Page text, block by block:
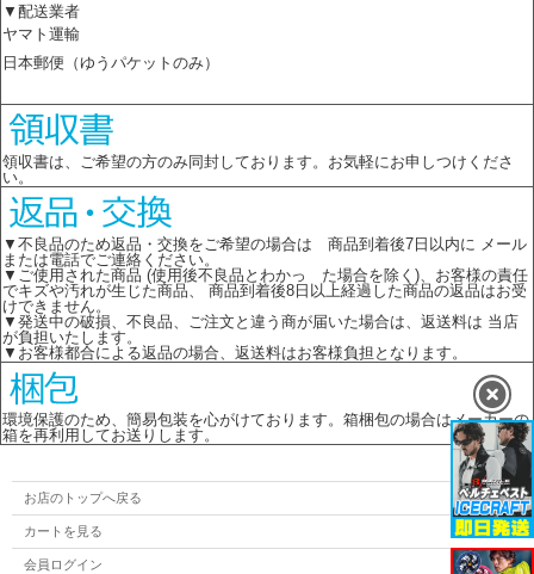
▼配送業者
ヤマト運輸
日本郵便（ゆうパケットのみ）
領収書は、ご希望の方のみ同封しております。お気軽にお申しつけくださ
い。
▼不良品のため返品・交換をご希望の場合は 商品到着後7日以内に メール
または電話でご連絡ください。
▼ご使用された商品 (使用後不良品とわかっ た場合を除く)、お客様の責任
でキズや汚れが生じた商品、 商品到着後8日以上経過した商品の返品はお受
けできません。
▼発送中の破損、不良品、ご注文と違う商が届いた場合は、返送料は 当店
が負担いたします。
▼お客様都合による返品の場合、返送料はお客様負担となります。
環境保護のため、簡易包装を心がけております。箱梱包の場合はメーカーの
箱を再利用してお送りします。
お店のトップへ戻る
カートを見る
会員ログイン